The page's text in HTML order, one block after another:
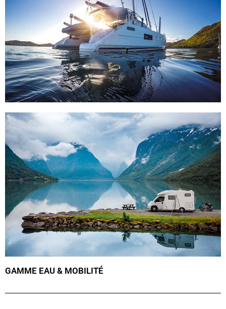
GAMME EAU & MOBILITÉ